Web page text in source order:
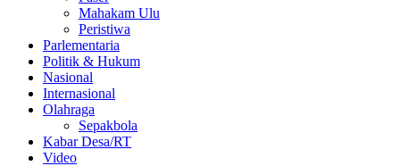
Mahakam Ulu
Peristiwa
Parlementaria
Politik & Hukum
Nasional
Internasional
Olahraga
Sepakbola
Kabar Desa/RT
Video